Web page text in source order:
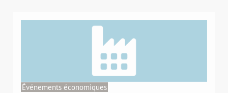
Événements économiques